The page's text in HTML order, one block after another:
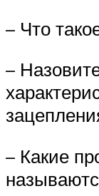
– Что
–
– Какие